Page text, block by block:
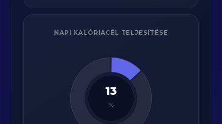
NAPI KALÓRIACÉL TELJESÍTÉSE
13
%